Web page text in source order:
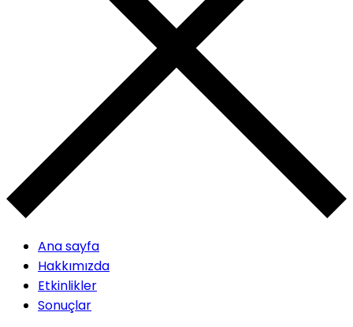
Ana sayfa
Hakkımızda
Etkinlikler
Sonuçlar